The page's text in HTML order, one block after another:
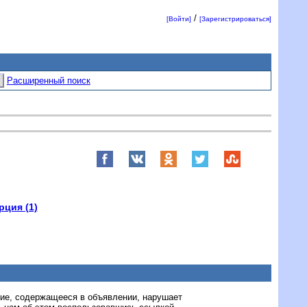
[Войти] /[Зарегистрироваться]
Расширенный поиск
(1)
содержащееся в объявлении, нарушает